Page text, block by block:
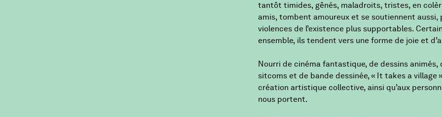
tantôt timides, gênés, maladroits, tristes, en
amis, tombent amoureux et se soutiennent
violences de l’existence plus supportables.
ensemble, ils tendent vers une forme de joie et
Nourri de cinéma fantastique, de dessins animés,
sitcoms et de bande dessinée, « It takes a
création artistique collective, ainsi qu’aux
nous portent.